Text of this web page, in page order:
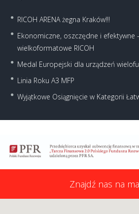
RICOH ARENA żegna Kraków!!!
Ekonomiczne, oszczędne i efektywne
wielkoformatowe RICOH
Medal Europejski dla urządzeń
Linia Roku A3 MFP
Wyjątkowe Osiągnięcie w Kategorii
Znajdź nas na